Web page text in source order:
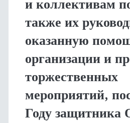
и коллективам
также их
оказанную
организации и
торжественных
мероприятий,
Году защитника